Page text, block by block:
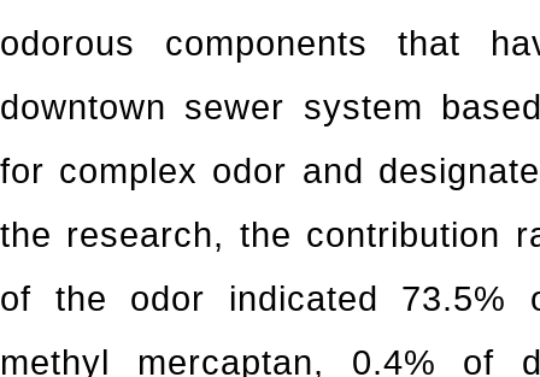
odorous components that
downtown sewer system
for complex odor and
the research, the contribution
of the odor indicated 73.5%
methyl mercaptan, 0.4% of